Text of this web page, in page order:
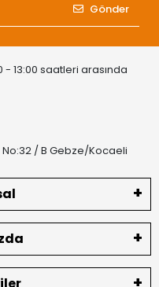
Gönder
- 13:00 saatleri arasında
/ B Gebze/Kocaeli